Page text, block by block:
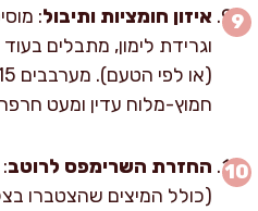
איזון חומציות ותיבול
חמוץ-מלוח עדין ומעט
החזרת השרימפס לרוטב
(כולל המיצים שהצטברו